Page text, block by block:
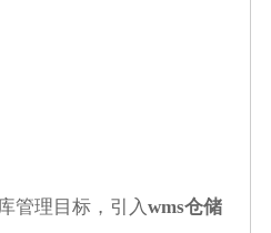
管理目标，引入 wms仓储